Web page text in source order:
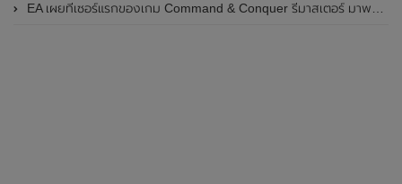
EA เผยทีเซอร์แรกของเกม Command & Conquer รีมาสเตอร์ มาพร้อมกราฟิกใหม่